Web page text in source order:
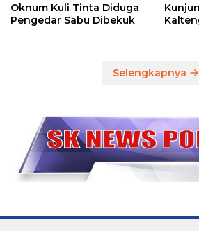
Oknum Kuli Tinta Diduga
Pengedar Sabu Dibekuk
Selengkapnya